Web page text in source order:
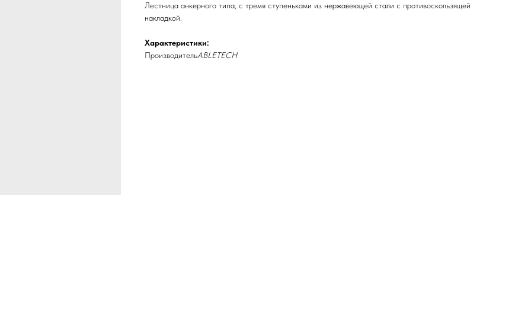
Лестница анкерного типа, с тремя ступеньками из нержавеющей стали с противоскользящей
накладкой.
Характеристики:
ПроизводительABLETECH